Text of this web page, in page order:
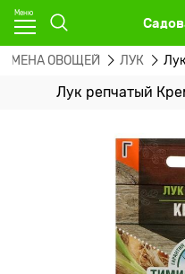
ОВОЩЕЙ ЛУК
Лук репчатый